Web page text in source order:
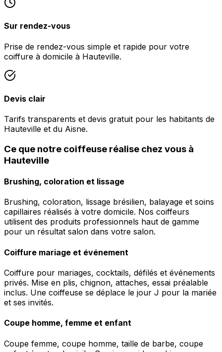
Sur rendez-vous
Prise de rendez-vous simple et rapide pour votre
coiffure à domicile à Hauteville.
Devis clair
Tarifs transparents et devis gratuit pour les habitants de
Hauteville et du Aisne.
Ce que notre coiffeuse réalise chez vous à
Hauteville
Brushing, coloration et lissage
Brushing, coloration, lissage brésilien, balayage et soins
capillaires réalisés à votre domicile. Nos coiffeurs
utilisent des produits professionnels haut de gamme
pour un résultat salon dans votre salon.
Coiffure mariage et événement
Coiffure pour mariages, cocktails, défilés et événements
privés. Mise en plis, chignon, attaches, essai préalable
inclus. Une coiffeuse se déplace le jour J pour la mariée
et ses invités.
Coupe homme, femme et enfant
Coupe femme, coupe homme, taille de barbe, coupe